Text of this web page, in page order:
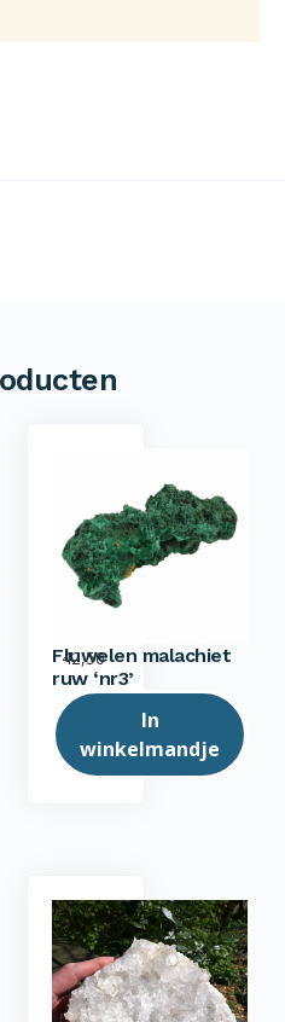
Fluwelen malachiet
ruw ‘nr3’
42,50
In
winkelmandje